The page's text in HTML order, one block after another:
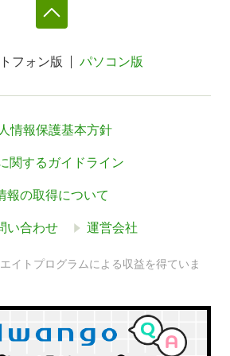
フォン版 パソコン版
情報保護基本方針
関するガイドライン
報の取得について
い合わせ 運営会社
イトプログラムによる収益を得ていま